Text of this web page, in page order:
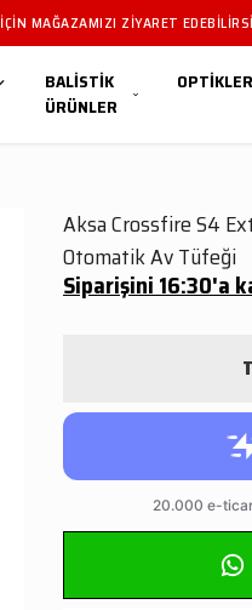
"SATILAN TÜM ÜRÜNLERIMIZ
BALİSTİK
ÜRÜNLER
OPTİKLER
Aksa Crossfire S4
Otomatik Av Tüfeği
Siparişini 16:30'a